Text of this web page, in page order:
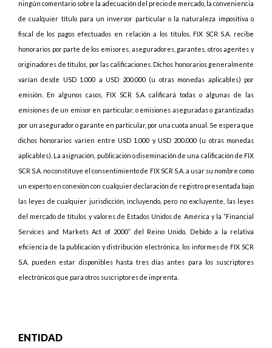
ningún comentario sobre la adecuación del precio de mercado, la conveniencia
de cualquier título para un inversor particular o la naturaleza impositiva o
fiscal de los pagos efectuados en relación a los títulos. FIX SCR S.A. recibe
honorarios por parte de los emisores, aseguradores, garantes, otros agentes y
originadores de títulos, por las calificaciones. Dichos honorarios generalmente
varían desde USD 1.000 a USD 200.000 (u otras monedas aplicables) por
emisión. En algunos casos, FIX SCR S.A. calificará todas o algunas de las
emisiones de un emisor en particular, o emisiones aseguradas o garantizadas
por un asegurador o garante en particular, por una cuota anual. Se espera que
dichos honorarios varíen entre USD 1.000 y USD 200.000 (u otras monedas
aplicables). La asignación, publicación o diseminación de una calificación de FIX
SCR S.A. no constituye el consentimiento de FIX SCR S.A. a usar su nombre como
un experto en conexión con cualquier declaración de registro presentada bajo
las leyes de cualquier jurisdicción, incluyendo, pero no excluyente, las leyes
del mercado de títulos y valores de Estados Unidos de América y la “Financial
Services and Markets Act of 2000” del Reino Unido. Debido a la relativa
eficiencia de la publicación y distribución electrónica, los informes de FIX SCR
S.A. pueden estar disponibles hasta tres días antes para los suscriptores
electrónicos que para otros suscriptores de imprenta.
ENTIDAD